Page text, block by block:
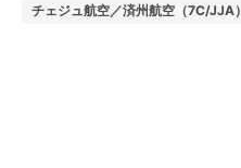
チェジュ航空／済州航空（7C/JJA）